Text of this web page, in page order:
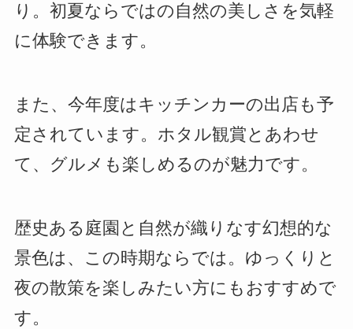
り。初夏ならではの自然の美しさを気軽
に体験できます。
また、今年度はキッチンカーの出店も予
定されています。ホタル観賞とあわせ
て、グルメも楽しめるのが魅力です。
歴史ある庭園と自然が織りなす幻想的な
景色は、この時期ならでは。ゆっくりと
夜の散策を楽しみたい方にもおすすめで
す。